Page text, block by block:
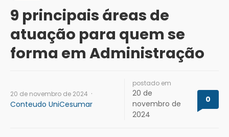
9 principais áreas de
atuação para quem se
forma em Administração
20 de novembro de 2024 ·
Conteudo UniCesumar
postado em
20 de
novembro de
2024
0